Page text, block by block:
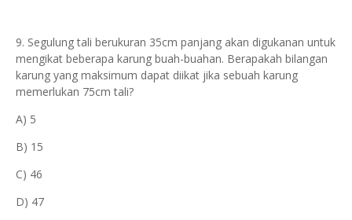
9. Segulung tali berukuran 35cm panjang akan digukanan untuk
mengikat beberapa karung buah-buahan. Berapakah bilangan
karung yang maksimum dapat diikat jika sebuah karung
memerlukan 75cm tali?
A) 5
B) 15
C) 46
D) 47